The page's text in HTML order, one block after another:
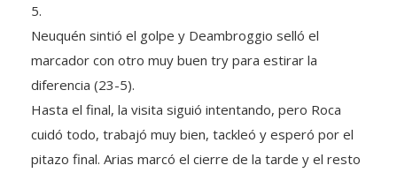
5.
Neuquén sintió el golpe y Deambroggio selló el
marcador con otro muy buen try para estirar la
diferencia (23-5).
Hasta el final, la visita siguió intentando, pero Roca
cuidó todo, trabajó muy bien, tackleó y esperó por el
pitazo final. Arias marcó el cierre de la tarde y el resto